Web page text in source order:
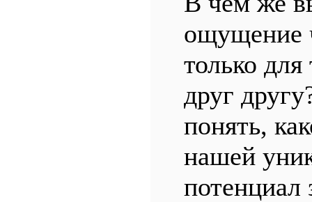
ощущение
только
друг
понять,
нашей